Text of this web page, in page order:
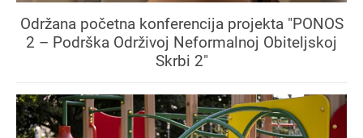
Održana početna konferencija projekta "PONOS
2 – Podrška Održivoj Neformalnoj Obiteljskoj
Skrbi 2"